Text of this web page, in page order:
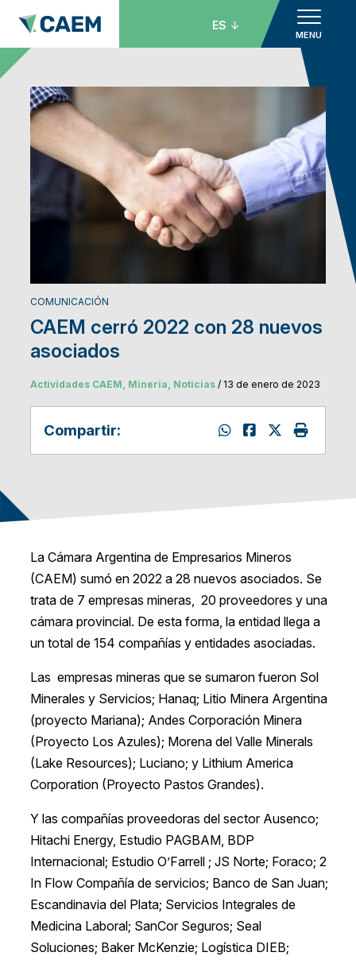
MENU
ES
COMUNICACIÓN
CAEM cerró 2022 con 28 nuevos
asociados
Actividades CAEM, Mineria, Noticias/ 13 de enero de 2023
Compartir:
La Cámara Argentina de Empresarios Mineros
(CAEM) sumó en 2022 a 28 nuevos asociados. Se
trata de 7 empresas mineras, 20 proveedores y una
cámara provincial. De esta forma, la entidad llega a
un total de 154 compañías y entidades asociadas.
Las empresas mineras que se sumaron fueron Sol
Minerales y Servicios; Hanaq; Litio Minera Argentina
(proyecto Mariana); Andes Corporación Minera
(Proyecto Los Azules); Morena del Valle Minerals
(Lake Resources); Luciano; y Lithium America
Corporation (Proyecto Pastos Grandes).
Y las compañías proveedoras del sector Ausenco;
Hitachi Energy, Estudio PAGBAM, BDP
Internacional; Estudio O’Farrell ; JS Norte; Foraco; 2
In Flow Compañía de servicios; Banco de San Juan;
Escandinavia del Plata; Servicios Integrales de
Medicina Laboral; SanCor Seguros; Seal
Soluciones; Baker McKenzie; Logística DIEB;